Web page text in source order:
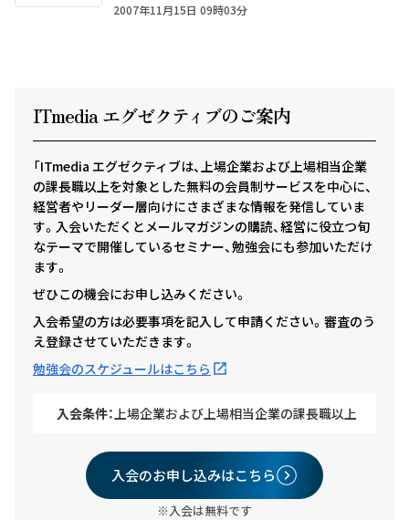
2007年11月15日 09時03分
ITmedia エグゼクティ ブのご案内
「ITmedia エグゼクティブは、上場企業および上場相当企業
の課長職以上を対象とした無料の会員制サービスを中心に、
経営者やリーダー層向けにさまざまな情報を発信していま
す。入会いただくとメールマガジンの購読、経営に役立つ旬
なテーマで開催しているセミナー、勉強会にも参加いただけ
ます。
ぜひこの機会にお申し込みください。
入会希望の方は必要事項を記入して申請ください。審査のう
え登録させていただきます。
勉強会のスケジュールはこちら
入会条件： 上場企業および上場相当企業の課長職以上
入会のお申し込みはこちら
※入会は無料です